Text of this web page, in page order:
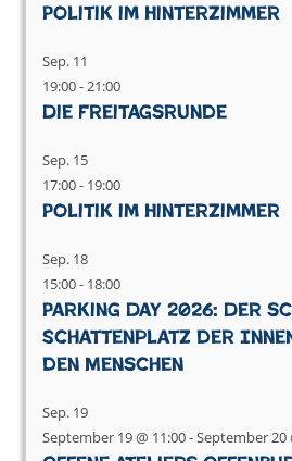
Politik im Hinterzimmer
Sep. 11
19:00-21:00
Die Freitagsrunde
Sep. 15
17:00- 19:00
Politik im Hinterzimmer
Sep. 18
15:00- 18:00
Parking Day 2026: Der
Schattenplatz der
den Menschen
Sep. 19
September 19 @ 11:00-September 20